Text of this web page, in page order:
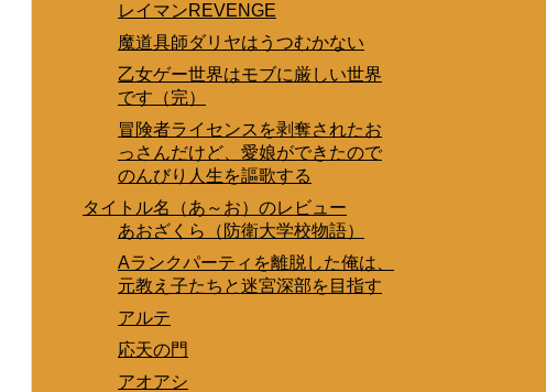
レイマンREVENGE
魔道具師ダリヤはうつむかない
乙女ゲー世界はモブに厳しい世界
です（完）
冒険者ライセンスを剥奪されたお
っさんだけど、愛娘ができたので
のんびり人生を謳歌する
タイトル名（あ～お）のレビュー
あおざくら（防衛大学校物語）
Aランクパーティを離脱した俺は、
元教え子たちと迷宮深部を目指す
アルテ
応天の門
アオアシ